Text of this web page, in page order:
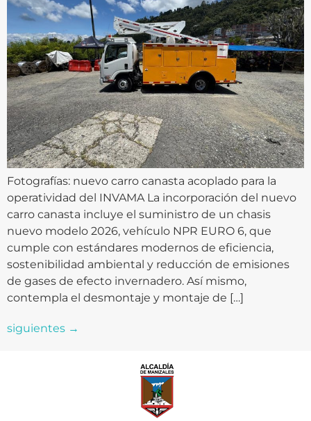
Fotografías: nuevo carro canasta acoplado para la
operatividad del INVAMA La incorporación del nuevo
carro canasta incluye el suministro de un chasis
nuevo modelo 2026, vehículo NPR EURO 6, que
cumple con estándares modernos de eficiencia,
sostenibilidad ambiental y reducción de emisiones
de gases de efecto invernadero. Así mismo,
contempla el desmontaje y montaje de […]
siguientes →